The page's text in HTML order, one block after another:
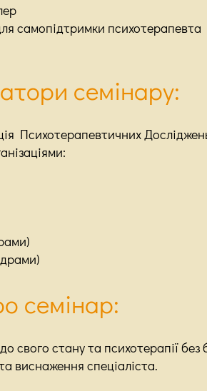
самопідтримки психотерапевта
семінару:
Психотерапевтичних
семінар:
свого стану та психотерапії без
виснаження спеціаліста.